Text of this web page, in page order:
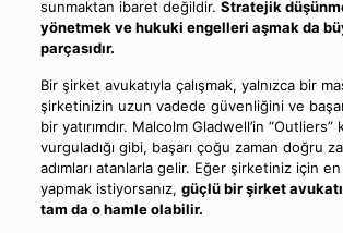
sunmaktan ibaret değildir. Stratejik
yönetmek ve hukuki engelleri aşmak da
parçasıdır.
Bir şirket avukatıyla çalışmak, yalnızca bir
şirketinizin uzun vadede güvenliğini ve
bir yatırımdır. Malcolm Gladwell’in “Outliers”
vurguladığı gibi, başarı çoğu zaman doğru
adımları atanlarla gelir. Eğer şirketiniz için en
yapmak istiyorsanız, güçlü bir şirket
tam da o hamle olabilir.